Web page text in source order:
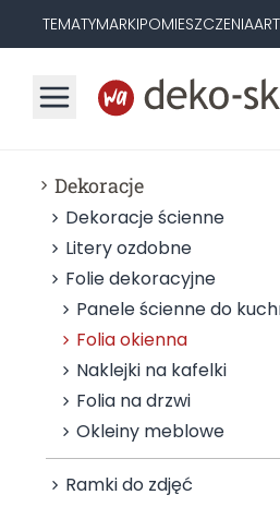
TEMATYMARKIPOMIESZCZENIA
Dekoracje
Dekoracje ścienne
Litery ozdobne
Folie dekoracyjne
Panele ścienne do
Folia okienna
Naklejki na kafelki
Folia na drzwi
Okleiny meblowe
Ramki do zdjęć